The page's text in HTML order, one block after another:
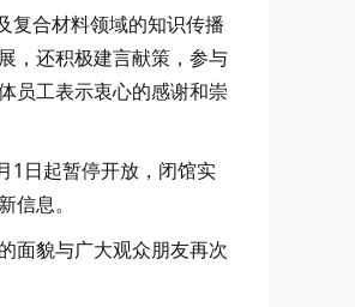
复合材料领域的知识传播
，还积极建言献策，参与
员工表示衷心的感谢和崇
1日起暂停开放，闭馆实
息。
面貌与广大观众朋友再次